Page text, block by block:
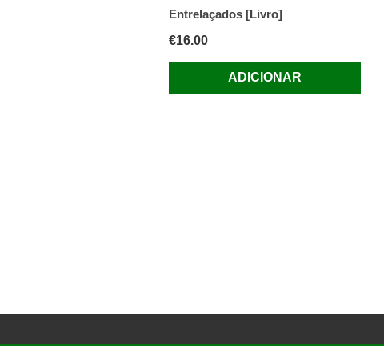
Entrelaçados [Livro]
€16.00
ADICIONAR